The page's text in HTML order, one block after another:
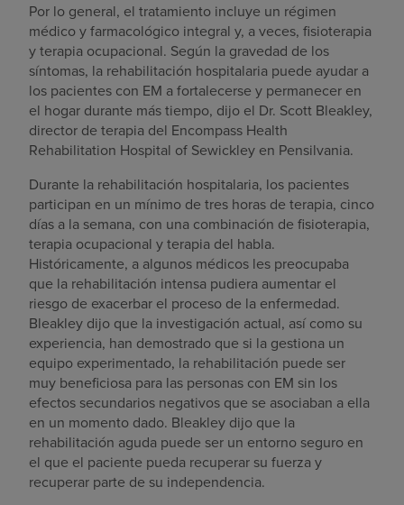
Por lo general, el tratamiento incluye un régimen
médico y farmacológico integral y, a veces, fisioterapia
y terapia ocupacional. Según la gravedad de los
síntomas, la rehabilitación hospitalaria puede ayudar a
los pacientes con EM a fortalecerse y permanecer en
el hogar durante más tiempo, dijo el Dr. Scott Bleakley,
director de terapia del Encompass Health
Rehabilitation Hospital of Sewickley en Pensilvania.
Durante la rehabilitación hospitalaria, los pacientes
participan en un mínimo de tres horas de terapia, cinco
días a la semana, con una combinación de fisioterapia,
terapia ocupacional y terapia del habla.
Históricamente, a algunos médicos les preocupaba
que la rehabilitación intensa pudiera aumentar el
riesgo de exacerbar el proceso de la enfermedad.
Bleakley dijo que la investigación actual, así como su
experiencia, han demostrado que si la gestiona un
equipo experimentado, la rehabilitación puede ser
muy beneficiosa para las personas con EM sin los
efectos secundarios negativos que se asociaban a ella
en un momento dado. Bleakley dijo que la
rehabilitación aguda puede ser un entorno seguro en
el que el paciente pueda recuperar su fuerza y
recuperar parte de su independencia.